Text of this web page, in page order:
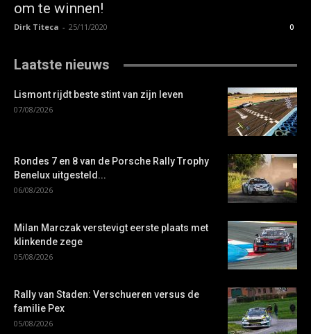
om te winnen!
Dirk Titeca - 25/11/2020 0
Laatste nieuws
Lismont rijdt beste stint van zijn leven
07/08/2026
Rondes 7 en 8 van de Porsche Rally Trophy
Benelux uitgesteld...
06/08/2026
Milan Marczak verstevigt eerste plaats met
klinkende zege
05/08/2026
Rally van Staden: Verschueren versus de
familie Pex
05/08/2026